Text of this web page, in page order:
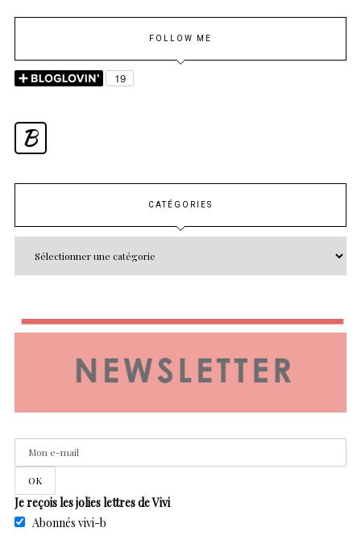
FOLLOW ME
B
CATÉGORIES
Je reçois les jolies lettres de Vivi
Abonnés vivi-b